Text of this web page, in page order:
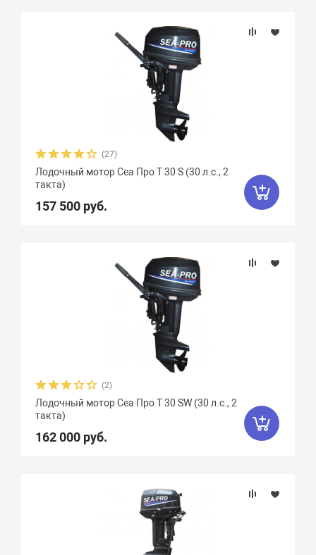
(27)
Лодочный мотор Сеа Про T 30 S (30 л.с., 2
такта)
157 500 руб.
(2)
Лодочный мотор Сеа Про T 30 SW (30 л.с., 2
такта)
162 000 руб.